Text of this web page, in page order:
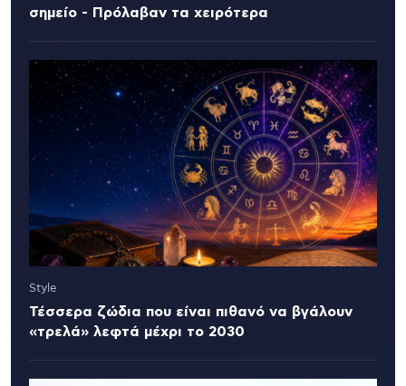
σημείο - Πρόλαβαν τα χειρότερα
Style
Τέσσερα ζώδια που είναι πιθανό να βγάλουν
«τρελά» λεφτά μέχρι το 2030